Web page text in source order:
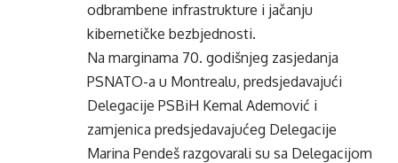
odbrambene infrastrukture i jačanju
kibernetičke bezbjednosti.
Na marginama 70. godišnjeg zasjedanja
PSNATO-a u Montrealu, predsjedavajući
Delegacije PSBiH Kemal Ademović i
zamjenica predsjedavajućeg Delegacije
Marina Pendeš razgovarali su sa Delegacijom